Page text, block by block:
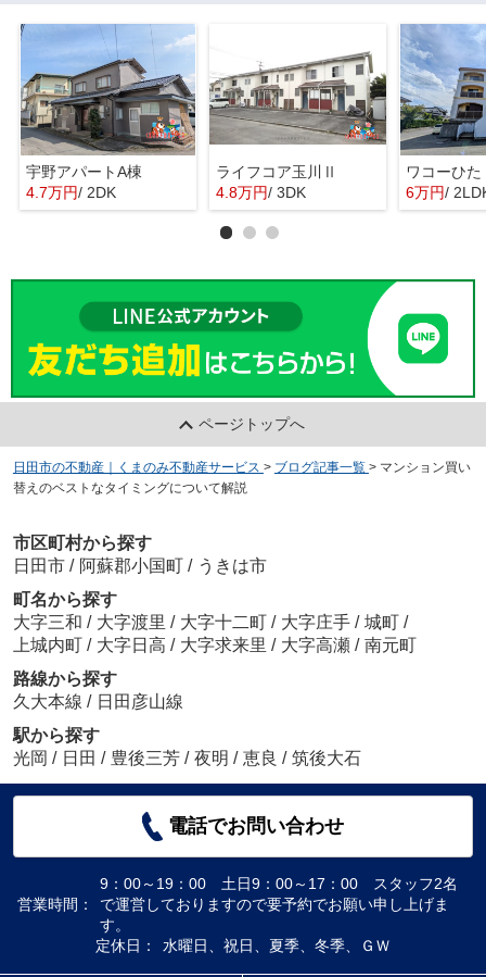
宇野アパートA棟
4.7万円/ 2DK
ライフコア玉川Ⅱ
4.8万円/ 3DK
ワコーひた
6万円/
ページトップへ
日田市の不動産｜くまのみ不動産サービス > ブログ記事一覧 > マンション買い
替えのベストなタイミングについて解説
市区町村から探す
日田市 / 阿蘇郡小国町 / うきは市
町名から探す
大字三和 / 大字渡里 / 大字十二町 / 大字庄手 / 城町 /
上城内町 / 大字日高 / 大字求来里 / 大字高瀬 / 南元町
路線から探す
久大本線 / 日田彦山線
駅から探す
光岡 / 日田 / 豊後三芳 / 夜明 / 恵良 / 筑後大石
電話でお問い合わせ
営業時間：
9：00～19：00 土日9：00～17：00 スタッフ2名
で運営しておりますので要予約でお願い申し上げま
す。
定休日：
水曜日、祝日、夏季、冬季、ＧＷ